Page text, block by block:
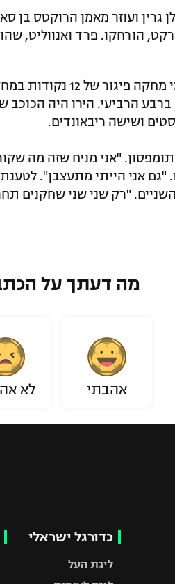
גרין ועוזר מאמן הרוקטס בן
הורחקו. פרד ואנווליט,
העימות קרה לאחר
ושישה ריבאונדים.
"אני מניח שזה מה
"גם אני הייתי מתעצבן".
השניים. "רק שני שני שחקנים
מה דעתך על
אהבתי לא
כדורגל ישראלי
ליגת העל